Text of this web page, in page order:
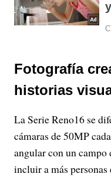
Fotografía
historias
La Serie Reno16 se
cámaras de 50MP
angular con un
incluir a más